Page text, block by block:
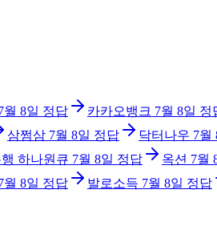
월 8일 정답 카카오뱅크 7월 8일 정
삼쩜삼 7월 8일 정답 닥터나우 7월
하나원큐 7월 8일 정답 옥션 7월
월 8일 정답 발로소득 7월 8일 정답